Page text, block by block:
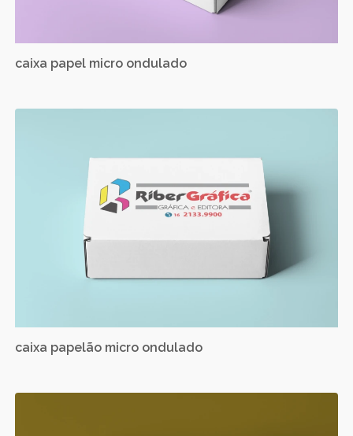
caixa papel micro ondulado
caixa papelão micro ondulado